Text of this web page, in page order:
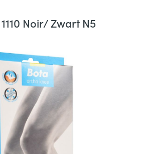
Noir/ Zwart N5